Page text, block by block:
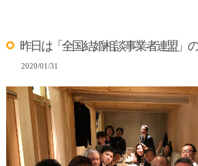
昨日は「全国結婚相談事業者連盟」
2020/01/31